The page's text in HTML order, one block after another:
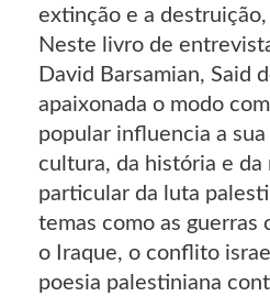
extinção e a
Neste livro de
David Barsamian, Said
apaixonada o modo
popular influencia a
cultura, da história e da
particular da luta
temas como as guerras
o Iraque, o conflito
poesia palestiniana